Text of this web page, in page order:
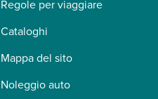
Regole per viaggiare
Cataloghi
Mappa del sito
Noleggio auto